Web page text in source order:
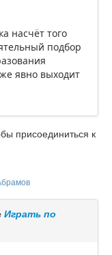
насчёт того
подбор
явно выходит
присоединиться к
Играть по